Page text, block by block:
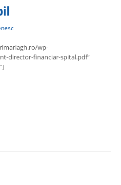
wp-
director-financiar-spital.pdf”